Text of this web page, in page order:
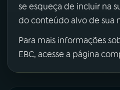
se esqueça de incluir na
do conteúdo alvo de sua
Para mais informações
EBC, acesse a página